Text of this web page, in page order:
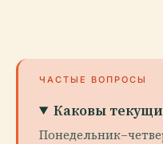
ЧАСТЫЕ ВОПРОСЫ
Каковы